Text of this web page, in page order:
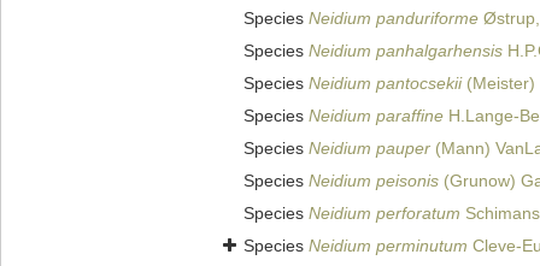
Species Neidium panduriforme
Species Neidium panhalgarhensis
Species Neidium pantocsekii(Meister)
Species Neidium paraffine H.Lange-
Species Neidium pauper (Mann)
Species Neidium peisonis (Grunow)
Species Neidium perforatum
Species Neidium perminutum Cleve-